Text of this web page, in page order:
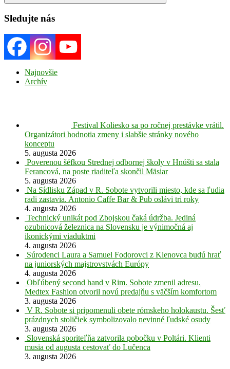
Search
Sledujte nás
Najnovšie
Archív
Festival Koliesko sa po ročnej prestávke vrátil.
Organizátori hodnotia zmeny i slabšie stránky nového
konceptu
5. augusta 2026
Poverenou šéfkou Strednej odbornej školy v Hnúšti sa stala
Ferancová, na poste riaditeľa skončil Mäsiar
5. augusta 2026
Na Sídlisku Západ v R. Sobote vytvorili miesto, kde sa ľudia
radi zastavia. Antonio Caffe Bar & Pub oslávi tri roky
4. augusta 2026
Technický unikát pod Zbojskou čaká údržba. Jediná
ozubnicová železnica na Slovensku je výnimočná aj
ikonickými viaduktmi
4. augusta 2026
Súrodenci Laura a Samuel Fodorovci z Klenovca budú hrať
na juniorských majstrovstvách Európy
4. augusta 2026
Obľúbený second hand v Rim. Sobote zmenil adresu.
Medtex Fashion otvoril novú predajňu s väčším komfortom
3. augusta 2026
V R. Sobote si pripomenuli obete rómskeho holokaustu. Šesť
prázdnych stoličiek symbolizovalo nevinné ľudské osudy
3. augusta 2026
Slovenská sporiteľňa zatvorila pobočku v Poltári. Klienti
musia od augusta cestovať do Lučenca
3. augusta 2026